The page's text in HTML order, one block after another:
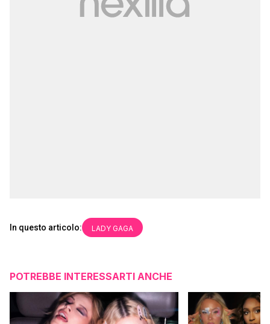
In questo articolo: LADY GAGA
POTREBBE INTERESSARTI ANCHE